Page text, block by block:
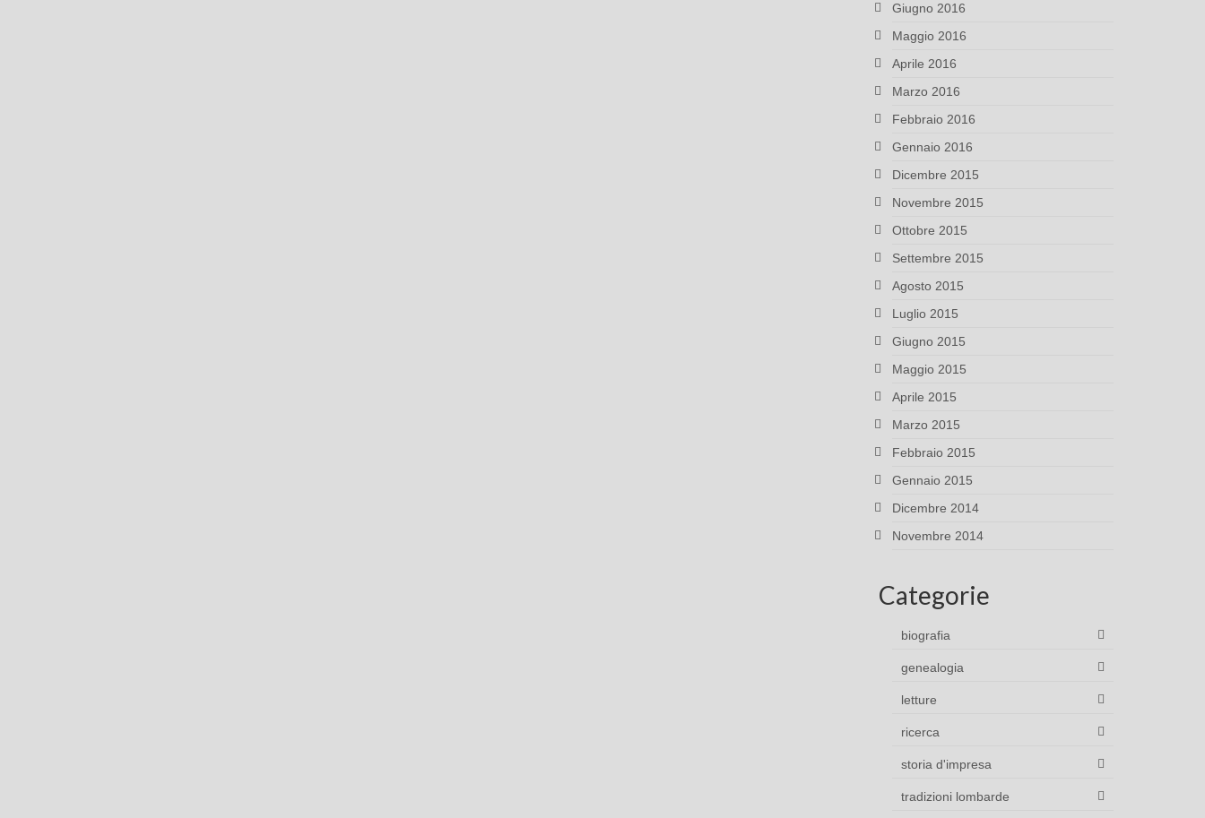
Giugno 2016
Maggio 2016
Aprile 2016
Marzo 2016
Febbraio 2016
Gennaio 2016
Dicembre 2015
Novembre 2015
Ottobre 2015
Settembre 2015
Agosto 2015
Luglio 2015
Giugno 2015
Maggio 2015
Aprile 2015
Marzo 2015
Febbraio 2015
Gennaio 2015
Dicembre 2014
Novembre 2014
Categorie
biografia
genealogia
letture
ricerca
storia d'impresa
tradizioni lombarde